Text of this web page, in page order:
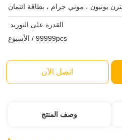
القدرة على التوريد:
99999pcs / الأسبوع
اتصل الآن
وصف المنتج